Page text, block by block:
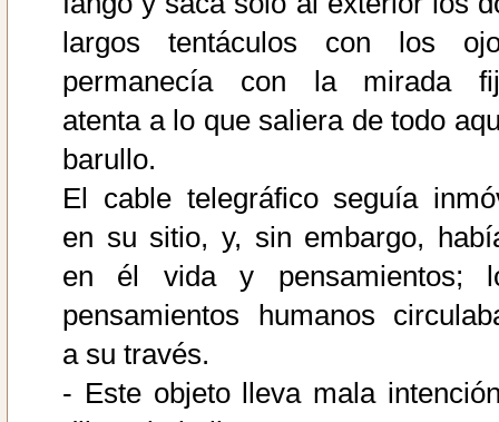
largos tentáculos con los
permanecía con la mirada
atenta a lo que saliera de todo
barullo.
El cable telegráfico seguía
en su sitio, y, sin embargo,
en él vida y pensamientos;
pensamientos humanos
a su través.
- Este objeto lleva mala